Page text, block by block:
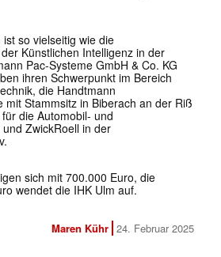
so vielseitig wie die
Künstlichen Intelligenz in der
Pac-Systeme GmbH & Co. KG
ihren Schwerpunkt im Bereich
die Handtmann
mit Stammsitz in Biberach an der Riß
die Automobil- und
ZwickRoell in der
sich mit 700.000 Euro, die
wendet die IHK Ulm auf.
Maren Kühr 24. Februar 2025